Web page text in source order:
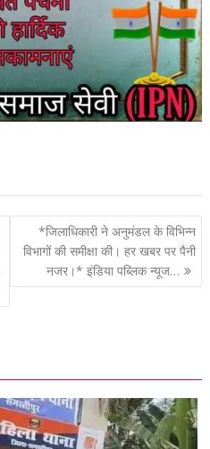
*जिलाधिकारी ने अनुमंडल के विभिन्न
विभागों की समीक्षा की। हर खबर पर पैनी
नजर।* इंडिया पब्लिक न्यूज…